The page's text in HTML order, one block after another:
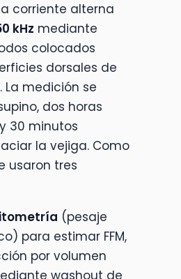
corriente alterna
kHz mediante
colocados
dorsales de
La medición se
dos horas
30 minutos
la vejiga. Como
usaron tres
(pesaje
para estimar FFM,
por volumen